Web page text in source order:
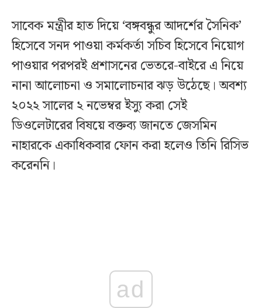
সাবেক মন্ত্রীর হাত দিয়ে ‘বঙ্গবন্ধুর আদর্শের সৈনিক’
হিসেবে সনদ পাওয়া কর্মকর্তা সচিব হিসেবে নিয়োগ
পাওয়ার পরপরই প্রশাসনের ভেতরে-বাইরে এ নিয়ে
নানা আলোচনা ও সমালোচনার ঝড় উঠেছে। অবশ্য
২০২২ সালের ২ নভেম্বর ইস্যু করা সেই
ডিওলেটারের বিষয়ে বক্তব্য জানতে জেসমিন
নাহারকে একাধিকবার ফোন করা হলেও তিনি রিসিভ
করেননি।
ad